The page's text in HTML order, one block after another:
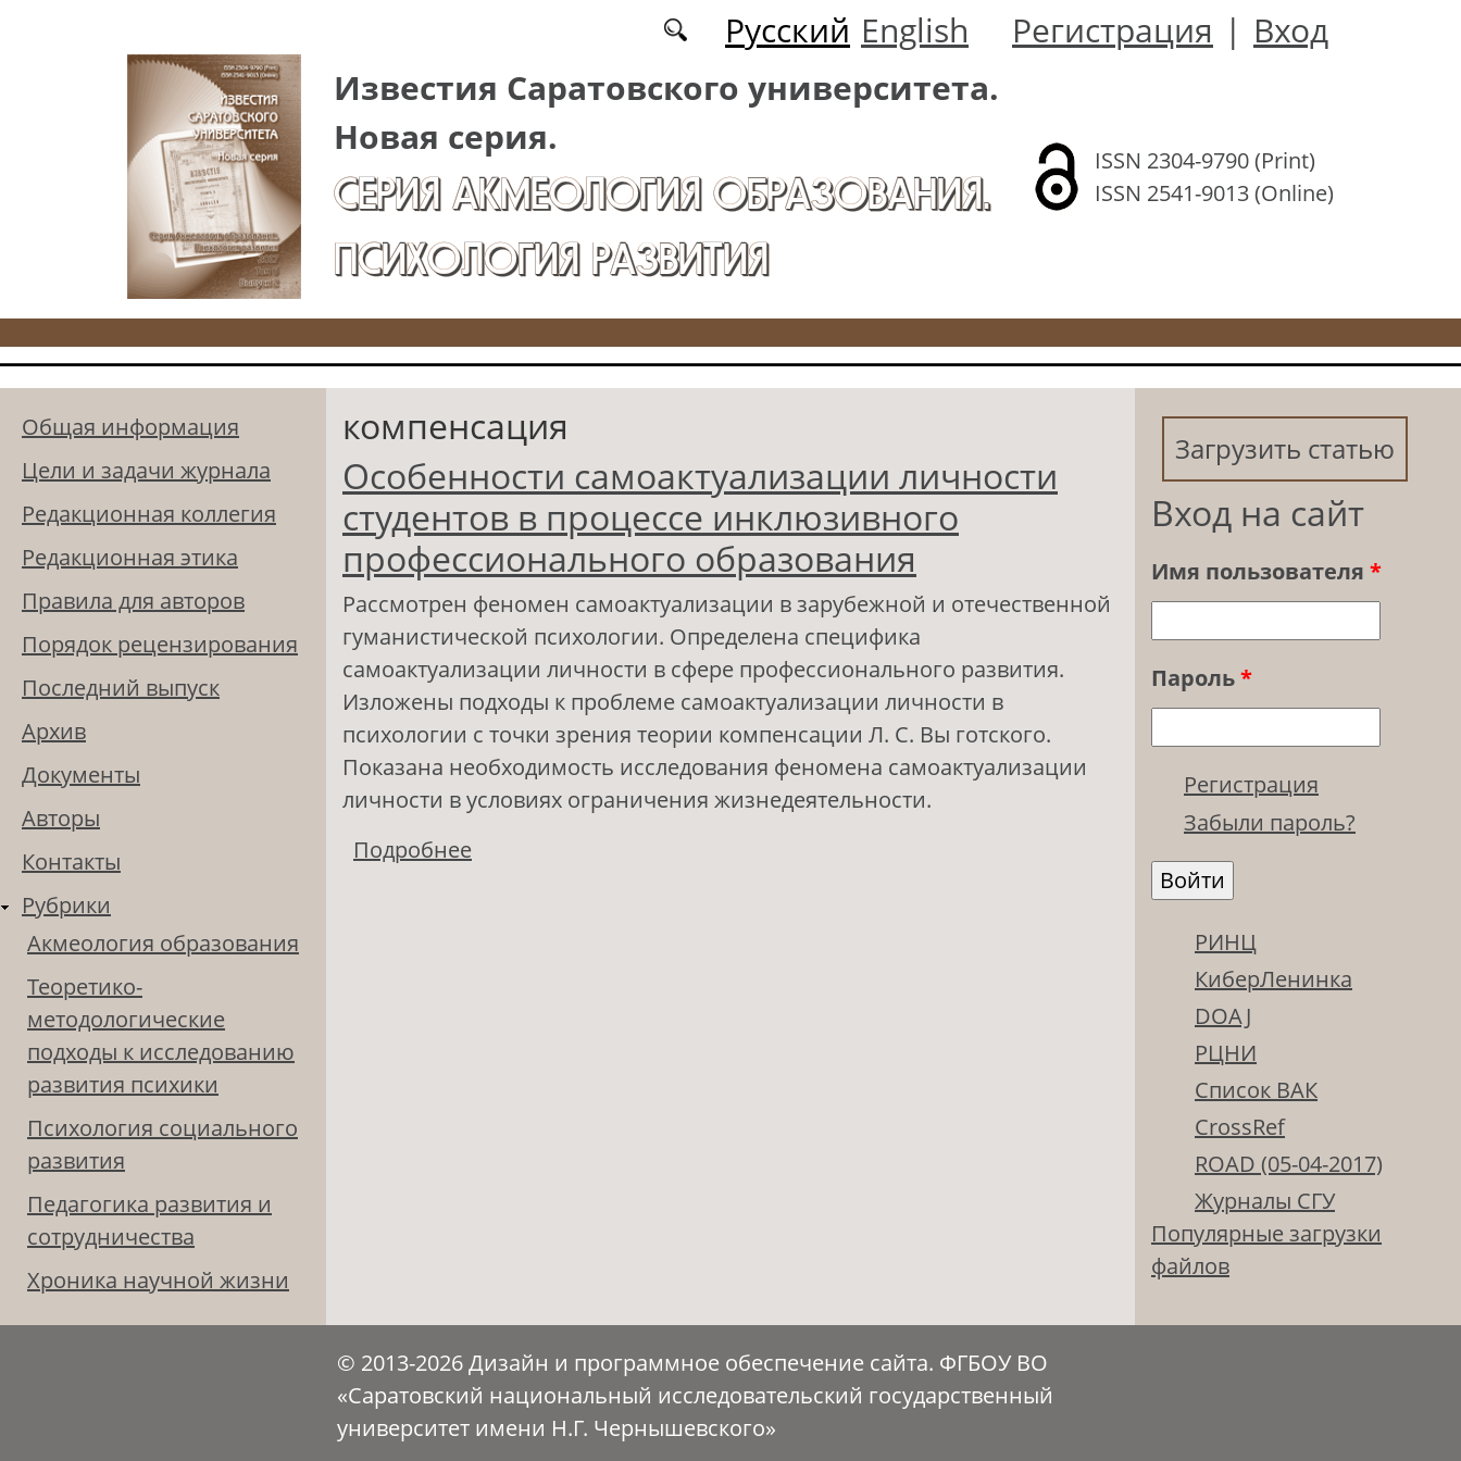
Русский English Регистрация | Вход
Известия Саратовского университета.
Новая серия.
СЕРИЯ АКМЕОЛОГИЯ ОБРАЗОВАНИЯ.
ПСИХОЛОГИЯ РАЗВИТИЯ
ISSN 2304-9790 (Print)
ISSN 2541-9013 (Online)
Общая информация
Цели и задачи журнала
Редакционная коллегия
Редакционная этика
Правила для авторов
Порядок рецензирования
Последний выпуск
Архив
Документы
Авторы
Контакты
Рубрики
Акмеология образования
Теоретико-
методологические
подходы к исследованию
развития психики
Психология социального
развития
Педагогика развития и
сотрудничества
Хроника научной жизни
компенсация
Особенности самоактуализации личности
студентов в процессе инклюзивного
профессионального образования
Рассмотрен феномен самоактуализации в зарубежной и отечественной
гуманистической психологии. Определена специфика
самоактуализации личности в сфере профессионального развития.
Изложены подходы к проблеме самоактуализации личности в
психологии с точки зрения теории компенсации Л. С. Вы готского.
Показана необходимость исследования феномена самоактуализации
личности в условиях ограничения жизнедеятельности.
Подробнее
Загрузить статью
Вход на сайт
Имя пользователя *
Пароль*
Регистрация
Забыли пароль?
РИНЦ
КиберЛенинка
DOAJ
РЦНИ
Список ВАК
CrossRef
ROAD (05-04-2017)
Журналы СГУ
Популярные загрузки
файлов
© 2013-2026 Дизайн и программное обеспечение сайта. ФГБОУ ВО
«Саратовский национальный исследовательский государственный
университет имени Н.Г. Чернышевского»